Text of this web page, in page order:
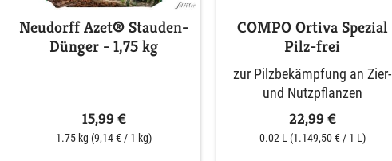
Neudorff Azet® Stauden-
Dünger - 1,75 kg
15,99 €
1.75 kg (9,14 € / 1 kg)
COMPO Ortiva Spezial
Pilz-frei
zur Pilzbekämpfung an Zier-
und Nutzpflanzen
22,99 €
0.02 L (1.149,50 € / 1 L)